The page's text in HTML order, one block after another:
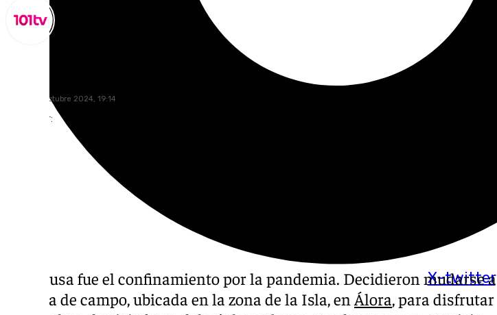
X-twitter
jueves, 31 octubre 2024, 19:14
Compartir:
La excusa fue el confinamiento por la pandemia. Decidieron mudarse a
su casa de campo, ubicada en la zona de la Isla, en Álora, para disfrutar